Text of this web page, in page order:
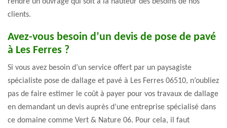
rendre un ouvrage qui soit à la hauteur des besoins de nos
clients.
Avez-vous besoin d’un devis de pose de pavé
à Les Ferres ?
Si vous avez besoin d’un service offert par un paysagiste
spécialiste pose de dallage et pavé à Les Ferres 06510, n’oubliez
pas de faire estimer le coût à payer pour vos travaux de dallage
en demandant un devis auprès d’une entreprise spécialisé dans
ce domaine comme Vert & Nature 06. Pour cela, il faut